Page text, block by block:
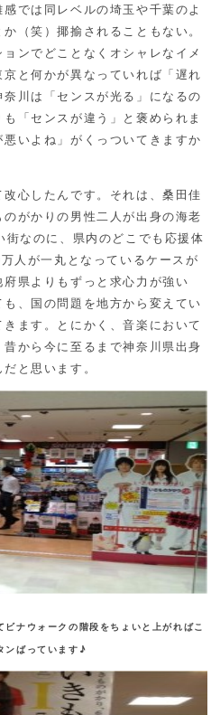
では同レベルの埼玉や千葉のよ
（笑）揶揄されることもない。
ンでどことなくオシャレなイメ
と何かが異なっていれば「遅れ
川は「センスが光る」になるの
「センスが違う」と褒められま
いよね」がくっついてきますか
心したんです。それは、桑田佳
がかりの男性二人が出身の海老
なのに、県内のどこでも応援体
人が一丸となっているケースが
県よりもずっと求心力が強い
、国の問題を地方から変えてい
ます。とにかく、音楽において
から今に至るまで神奈川県出身
と思います。
ナウォークの階段をちょいと上がればこ
ンばっています♪